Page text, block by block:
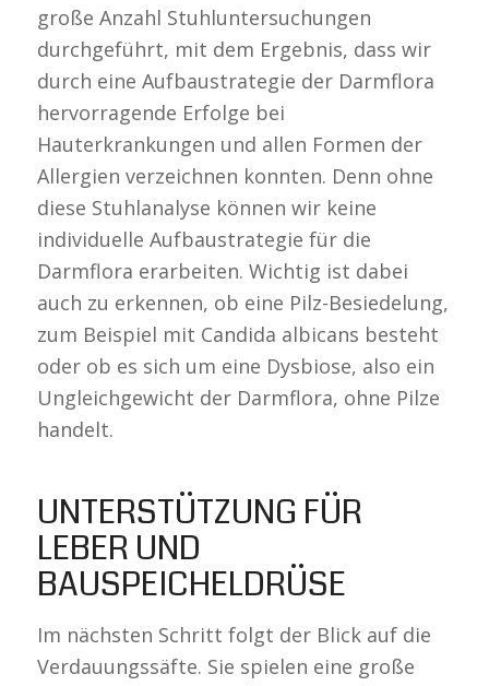
große Anzahl Stuhluntersuchungen
durchgeführt, mit dem Ergebnis, dass wir
durch eine Aufbaustrategie der Darmflora
hervorragende Erfolge bei
Hauterkrankungen und allen Formen der
Allergien verzeichnen konnten. Denn ohne
diese Stuhlanalyse können wir keine
individuelle Aufbaustrategie für die
Darmflora erarbeiten. Wichtig ist dabei
auch zu erkennen, ob eine Pilz-Besiedelung,
zum Beispiel mit Candida albicans besteht
oder ob es sich um eine Dysbiose, also ein
Ungleichgewicht der Darmflora, ohne Pilze
handelt.
UNTERSTÜTZUNG FÜR
LEBER UND
BAUSPEICHELDRÜSE
Im nächsten Schritt folgt der Blick auf die
Verdauungssäfte. Sie spielen eine große